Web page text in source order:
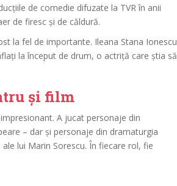
de comedie difuzate la TVR în anii
de firesc și de căldură.
la fel de importante. Ileana Stana Ionescu
la început de drum, o actriță care știa să
și film
A jucat personaje din
– dar și personaje din dramaturgia
lui Marin Sorescu. În fiecare rol, fie